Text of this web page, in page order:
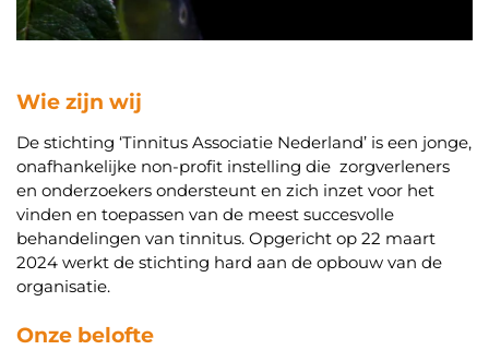
Wie zijn wij
De stichting ‘Tinnitus Associatie Nederland’ is een jonge,
onafhankelijke non-profit instelling die zorgverleners
en onderzoekers ondersteunt en zich inzet voor het
vinden en toepassen van de meest succesvolle
behandelingen van tinnitus. Opgericht op 22 maart
2024 werkt de stichting hard aan de opbouw van de
organisatie.
Onze belofte